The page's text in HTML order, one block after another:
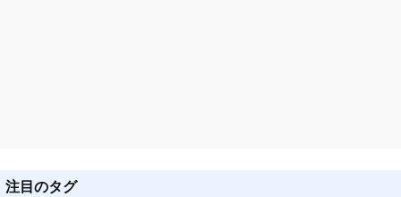
注目のタグ